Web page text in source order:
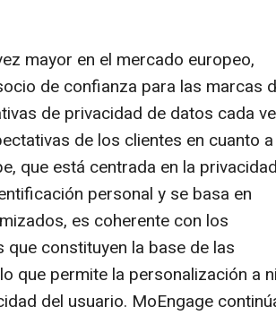
mayor en el mercado europeo,
de confianza para las marcas
de privacidad de datos cada
de los clientes en cuanto a
que está centrada en la
personal y se basa en
es coherente con los
constituyen la base de las
que permite la personalización a
del usuario. MoEngage